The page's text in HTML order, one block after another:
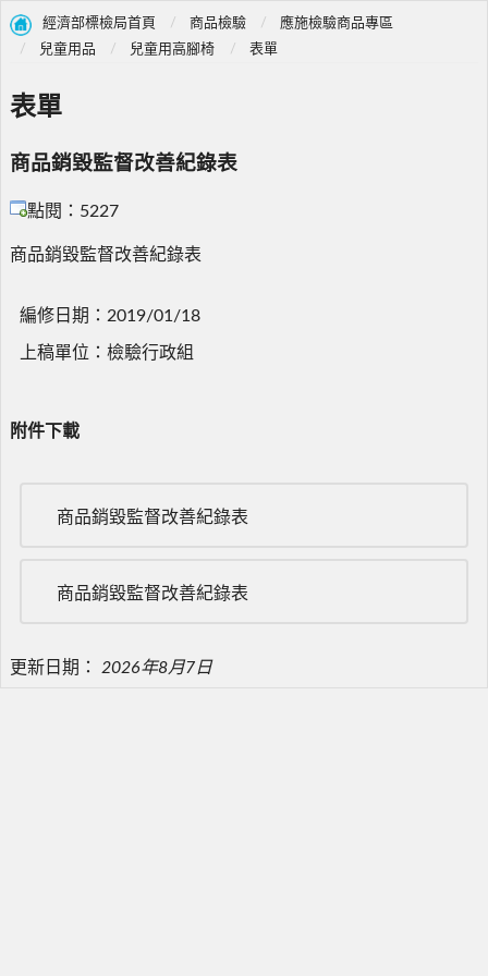
經濟部標檢局首頁 商品檢驗
應施檢驗商品專區
兒童用品
兒童用高腳椅 表單
表單
商品銷毀監督改善紀錄表
點閱：5227
商品銷毀監督改善紀錄表
編修日期：2019/01/18
上稿單位：檢驗行政組
附件下載
商品銷毀監督改善紀錄表
商品銷毀監督改善紀錄表
更新日期： 2026年8月7日